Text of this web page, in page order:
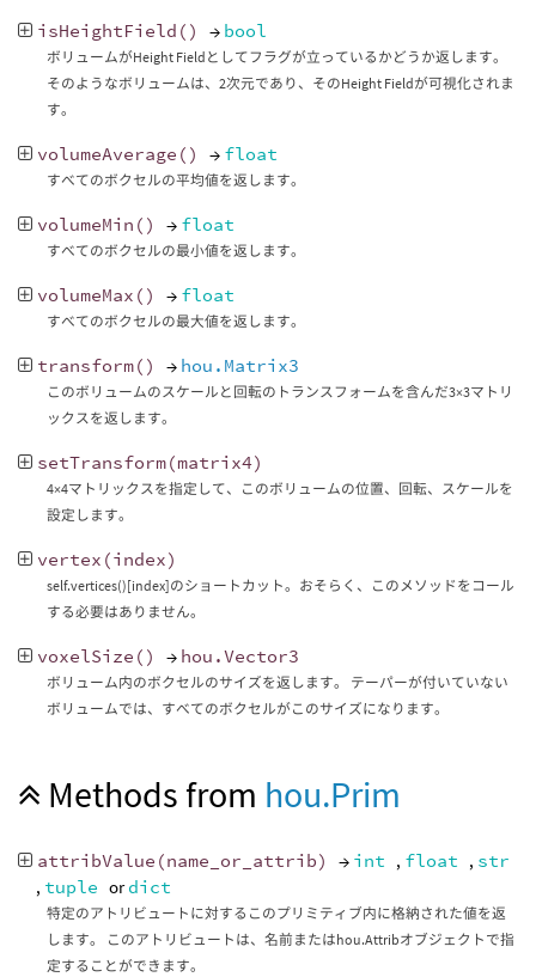
isHeightField () → bool
ボリュームがHeight Fieldとしてフラグが立っているかどうか返します。
そのようなボリュームは、2次元であり、そのHeight Fieldが可視化されま
す。
volumeAverage () → float
すべてのボクセルの平均値を返します。
volumeMin () → float
すべてのボクセルの最小値を返します。
volumeMax () → float
すべてのボクセルの最大値を返します。
transform() → hou.Matrix3
このボリュームのスケールと回転のトランスフォームを含んだ3×3マトリ
ックスを返します。
setTransform(matrix4)
4×4マトリックスを指定して、このボリュームの位置、回転、スケールを
設定します。
vertex (index)
self.vertices()[index]のショートカット。おそらく、このメソッドをコール
する必要はありません。
voxelSize () → hou .Vector3
ボリューム内のボクセルのサイズを返します。 テーパーが付いていない
ボリュームでは、すべてのボクセルがこのサイズになります。
Methods from hou.Prim
attribValue (name_or_attrib) → int , float , str
, tuple ordict
特定のアトリビュートに対するこのプリミティブ内に格納された値を返
します。 このアトリビュートは、名前またはhou.Attribオブジェクトで指
定することができます。